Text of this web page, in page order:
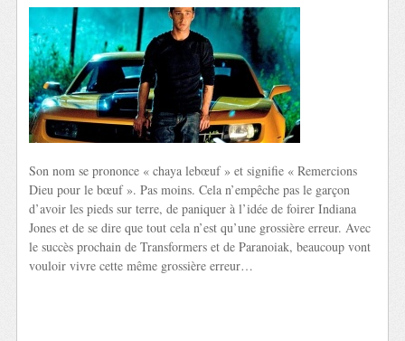
Son nom se prononce « chaya lebœuf » et signifie « Remercions
Dieu pour le bœuf ». Pas moins. Cela n’empêche pas le garçon
d’avoir les pieds sur terre, de paniquer à l’idée de foirer Indiana
Jones et de se dire que tout cela n’est qu’une grossière erreur. Avec
le succès prochain de Transformers et de Paranoiak, beaucoup vont
vouloir vivre cette même grossière erreur…